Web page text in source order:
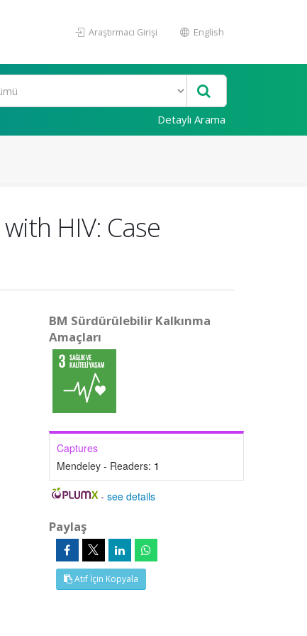
Araştırmacı Girişi English
Detaylı Arama
HIV: Case
BM Sürdürülebilir Kalkınma
Amaçları
Captures
Mendeley - Readers: 1
-see details
Paylaş
Atıf İçin Kopyala